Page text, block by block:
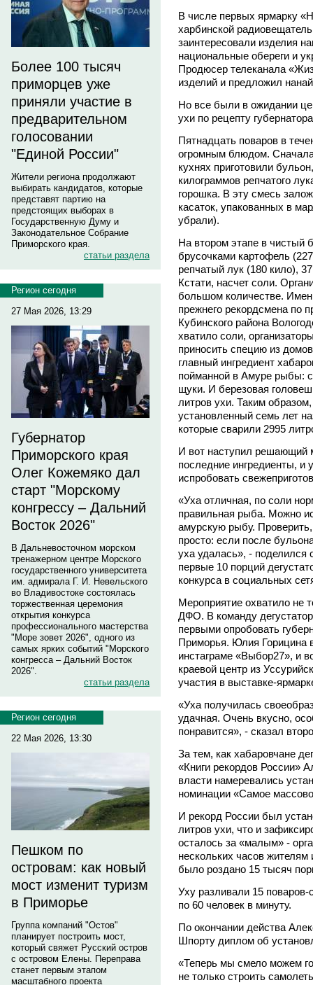
Более 100 тысяч
приморцев уже
приняли участие в
предварительном
голосовании
"Единой России"
Жители региона продолжают
выбирать кандидатов, которые
представят партию на
предстоящих выборах в
Государственную Думу и
Законодательное Собрание
Приморского края.
статьи раздела
Регион сегодня
27 Мая 2026, 13:29
Губернатор
Приморского края
Олег Кожемяко дал
старт "Морскому
конгрессу – Дальний
Восток 2026"
В Дальневосточном морском
тренажерном центре Морского
государственного университета
им. адмирала Г. И. Невельского
во Владивостоке состоялась
торжественная церемония
открытия конкурса
профессионального мастерства
"Море зовет 2026", одного из
самых ярких событий "Морского
конгресса – Дальний Восток
2026".
статьи раздела
Регион сегодня
22 Мая 2026, 13:30
Пешком по
островам: как новый
мост изменит туризм
в Приморье
Группа компаний "Остов"
планирует построить мост,
который свяжет Русский остров
с островом Елены. Переправа
станет первым этапом
масштабного проекта
В числе первых ярмарку
харбинской
заинтересовали изделия
национальные обереги и
Продюсер телеканала
изделий и предложил
Но все были в ожидании
ухи по рецепту
Пятнадцать поваров в
огромным блюдом.
кухнях приготовили
килограммов репчатого
горошка. В эту смесь
касаток, упакованных в
убрали).
На втором этапе в чистый
брусочками картофель
репчатый лук (180 кило),
Кстати, насчет соли.
большом количестве.
прежнего рекордсмена по
Кубинского района
хватило соли,
приносить специю из
главный ингредиент
пойманной в Амуре рыбы:
щуки. И березовая
литров ухи. Таким
установленный семь лет
которые сварили 2995
И вот наступил решающий
последние ингредиенты,
испробовать
«Уха отличная, по соли
правильная рыба. Можно
амурскую рыбу.
просто: если после
уха удалась», - поделился
первые 10 порций
конкурса в социальных
Мероприятие охватило не
ДФО. В команду
первыми опробовать
Приморья. Юлия Горицина
инстаграме «Выбор27», и
краевой центр из
участия в выставке-
«Уха получилась
удачная. Очень вкусно,
понравится», - сказал
За тем, как хабаровчане
«Книги рекордов России»
власти намеревались
номинации «Самое
И рекорд России был
литров ухи, что и
осталось за «малым» -
нескольких часов
было роздано 15 тысяч
Уху разливали 15
по 60 человек в минуту.
По окончании действа
Шпорту диплом об
«Теперь мы смело можем
не только строить